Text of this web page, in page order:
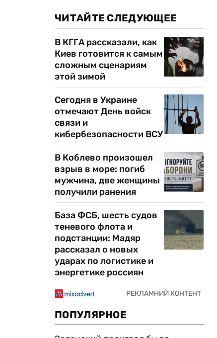
ЧИТАЙТЕ СЛЕДУЮЩЕЕ
В КГГА рассказали, как
Киев готовится к самым
сложным сценариям
этой зимой
Сегодня в Украине
отмечают День войск
связи и
кибербезопасности ВСУ
В Коблево произошел
взрыв в море: погиб
мужчина, две женщины
получили ранения
База ФСБ, шесть судов
теневого флота и
подстанции: Мадяр
рассказал о новых
ударах по логистике и
энергетике россиян
ПОПУЛЯРНОЕ